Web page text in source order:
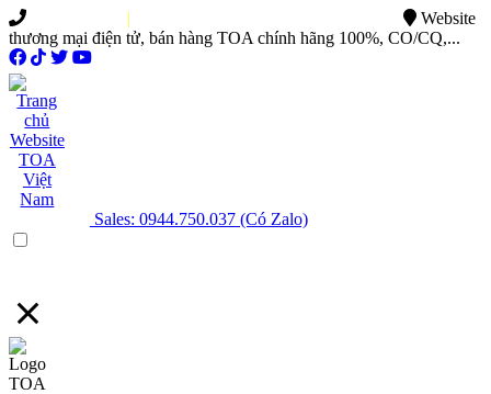
|
Website
thương mại điện tử, bán hàng TOA chính hãng 100%, CO/CQ,...
Sales: 0944.750.037 (Có Zalo)